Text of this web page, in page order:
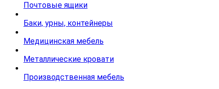
Почтовые ящики
Баки, урны, контейнеры
Медицинская мебель
Металлические кровати
Производственная мебель